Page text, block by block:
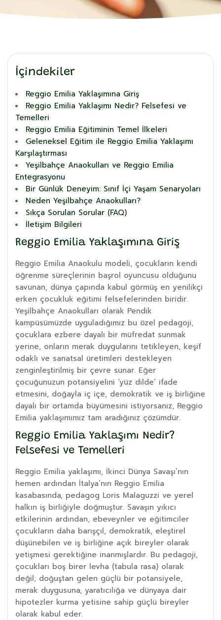
İçindekiler
Reggio Emilia Yaklaşımına Giriş
Reggio Emilia Yaklaşımı Nedir? Felsefesi ve
Temelleri
Reggio Emilia Eğitiminin Temel İlkeleri
Geleneksel Eğitim ile Reggio Emilia Yaklaşımı
Karşılaştırması
Yeşilbahçe Anaokulları ve Reggio Emilia
Entegrasyonu
Bir Günlük Deneyim: Sınıf İçi Yaşam Senaryoları
Neden Yeşilbahçe Anaokulları?
Sıkça Sorulan Sorular (FAQ)
İletişim Bilgileri
Reggio Emilia Yaklaşımına Giriş
Reggio Emilia Anaokulu modeli, çocukların kendi
öğrenme süreçlerinin başrol oyuncusu olduğunu
savunan, dünya çapında kabul görmüş en yenilikçi
erken çocukluk eğitimi felsefelerinden biridir.
Yeşilbahçe Anaokulları olarak Pendik
kampüsümüzde uyguladığımız bu özel pedagoji,
çocuklara ezbere dayalı bir müfredat sunmak
yerine, onların merak duygularını tetikleyen, keşif
odaklı ve sanatsal üretimleri destekleyen
zenginleştirilmiş bir çevre sunar. Eğer
çocuğunuzun potansiyelini ‘yüz dilde’ ifade
etmesini, doğayla iç içe, demokratik ve iş birliğine
dayalı bir ortamda büyümesini istiyorsanız, Reggio
Emilia yaklaşımımız tam aradığınız çözümdür.
Reggio Emilia Yaklaşımı Nedir?
Felsefesi ve Temelleri
Reggio Emilia yaklaşımı, İkinci Dünya Savaşı’nın
hemen ardından İtalya’nın Reggio Emilia
kasabasında, pedagog Loris Malaguzzi ve yerel
halkın iş birliğiyle doğmuştur. Savaşın yıkıcı
etkilerinin ardından, ebeveynler ve eğitimciler
çocukların daha barışçıl, demokratik, eleştirel
düşünebilen ve iş birliğine açık bireyler olarak
yetişmesi gerektiğine inanmışlardır. Bu pedagoji,
çocukları boş birer levha (tabula rasa) olarak
değil; doğuştan gelen güçlü bir potansiyele,
merak duygusuna, yaratıcılığa ve dünyaya dair
hipotezler kurma yetisine sahip güçlü bireyler
olarak kabul eder.